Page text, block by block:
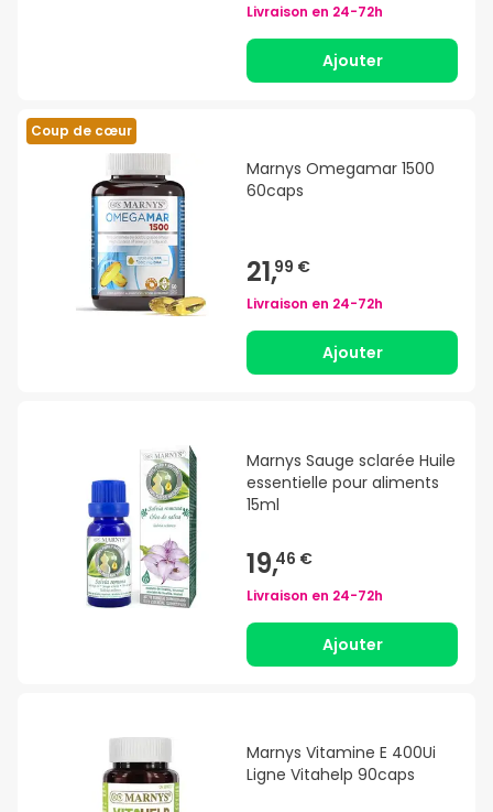
Livraison en 24-72h
Ajouter
Coup de cœur
Marnys Omegamar 1500
60caps
21,99 €
Livraison en 24-72h
Ajouter
Marnys Sauge sclarée Huile
essentielle pour aliments
15ml
19,46 €
Livraison en 24-72h
Ajouter
Marnys Vitamine E 400Ui
Ligne Vitahelp 90caps